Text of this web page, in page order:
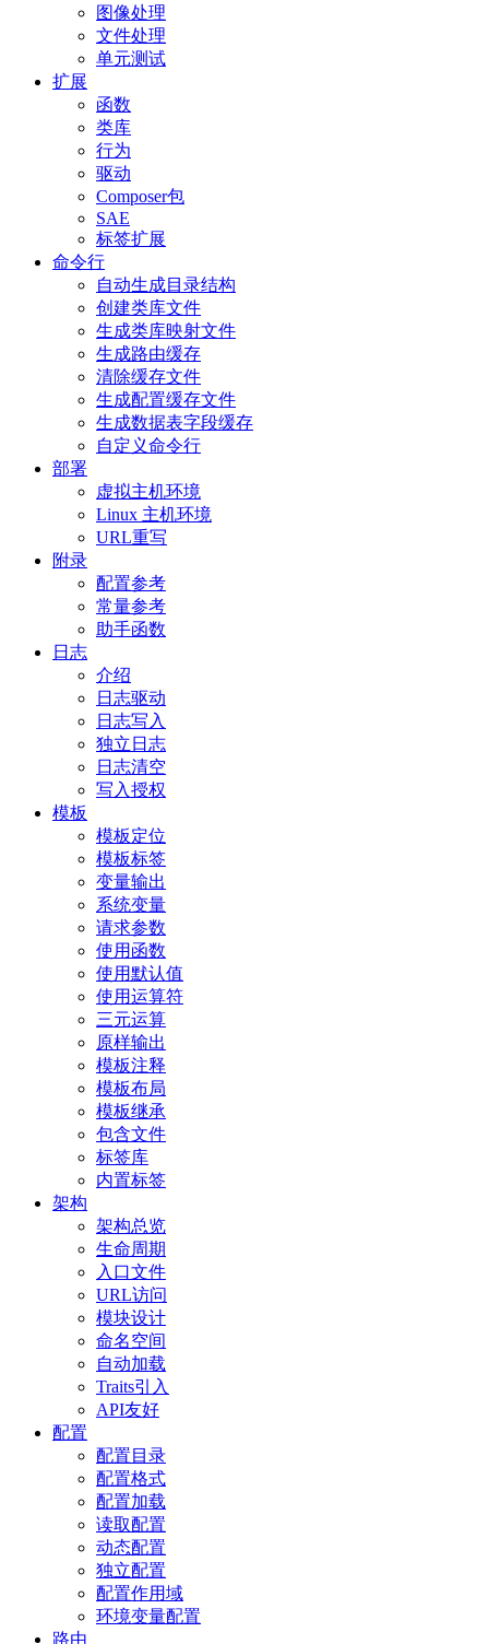
图像处理
文件处理
单元测试
扩展
函数
类库
行为
驱动
Composer包
SAE
标签扩展
命令行
自动生成目录结构
创建类库文件
生成类库映射文件
生成路由缓存
清除缓存文件
生成配置缓存文件
生成数据表字段缓存
自定义命令行
部署
虚拟主机环境
Linux 主机环境
URL重写
附录
配置参考
常量参考
助手函数
日志
介绍
日志驱动
日志写入
独立日志
日志清空
写入授权
模板
模板定位
模板标签
变量输出
系统变量
请求参数
使用函数
使用默认值
使用运算符
三元运算
原样输出
模板注释
模板布局
模板继承
包含文件
标签库
内置标签
架构
架构总览
生命周期
入口文件
URL访问
模块设计
命名空间
自动加载
Traits引入
API友好
配置
配置目录
配置格式
配置加载
读取配置
动态配置
独立配置
配置作用域
环境变量配置
路由